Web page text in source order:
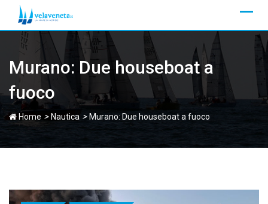
content
Murano: Due houseboat a
fuoco
Home > Nautica > Murano: Due houseboat a fuoco